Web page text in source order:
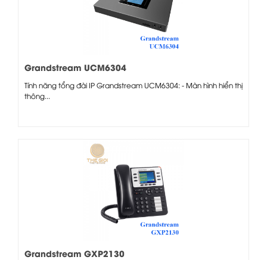
Grandstream UCM6304
Tính năng tổng đài IP Grandstream UCM6304: - Màn hình hiển thị
thông...
Grandstream GXP2130